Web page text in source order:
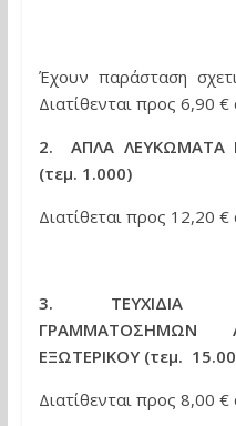
Έχουν παράσταση
Διατίθενται προς 6,90 €
2. ΑΠΛΑ ΛΕΥΚΩΜΑΤΑ
(τεμ. 1.000)
Διατίθεται προς 12,20 €
3.
ΕΞΩΤΕΡΙΚΟΥ (τεμ.
Διατίθενται προς 8,00 €